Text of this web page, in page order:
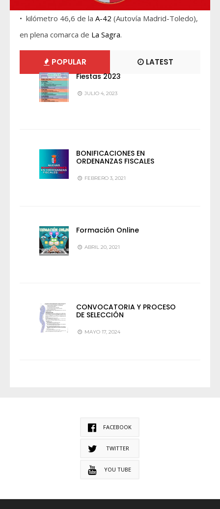
• kilómetro 46,6 de la A-42 (Autovía Madrid-Toledo),
en plena comarca de La Sagra.
POPULAR LATEST
Fiestas 2023
JULIO 4, 2023
BONIFICACIONES EN
ORDENANZAS FISCALES
FEBRERO 3, 2021
Formación Online
ABRIL 20, 2021
CONVOCATORIA Y PROCESO
DE SELECCIÓN
MAYO 17, 2024
FACEBOOK
TWITTER
YOU TUBE